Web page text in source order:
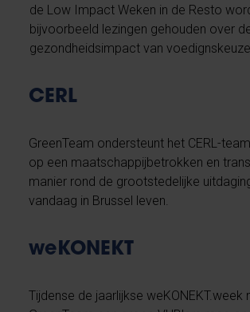
de Low Impact Weken in de Resto
bijvoorbeeld lezingen gehouden over
gezondheidsimpact van
CERL
GreenTeam ondersteunt het CERL-
op een maatschappijbetrokken en
manier rond de grootstedelijke
vandaag in Brussel leven.
weKONEKT
Tijdense de jaarlijkse weKONEKT.week